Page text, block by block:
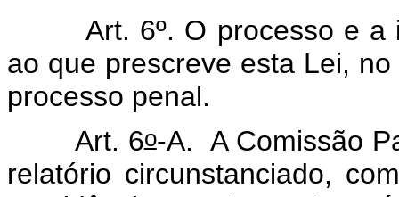
Art. 6º. O processo e
ao que prescreve esta Lei,
processo penal.
Art. 6o-A. A Comissão
relatório circunstanciado,